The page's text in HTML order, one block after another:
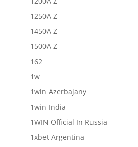
1250A Z
1450A Z
1500A Z
162
1w
1win Azerbajany
1win India
1WIN Official In Russia
1xbet Argentina